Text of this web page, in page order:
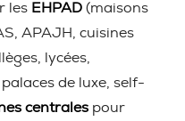
les EHPAD (maisons
APAJH, cuisines
lycées,
de luxe, self-
centrales pour